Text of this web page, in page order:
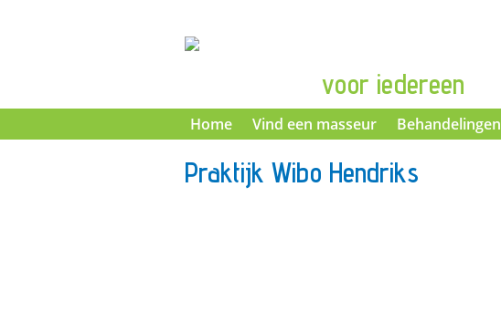
voor iedereen
Home Vind een masseur Behandelingen
Praktijk Wibo Hendriks